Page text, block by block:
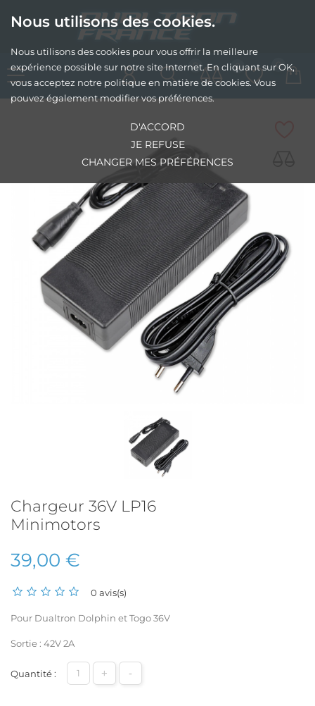
Nous utilisons des cookies.
Nous utilisons des cookies pour vous offrir la meilleure
expérience possible sur notre site Internet. En cliquant sur OK,
vous acceptez notre politique en matière de cookies. Vous
pouvez également modifier vos préférences.
D'ACCORD
JE REFUSE
CHANGER MES PRÉFÉRENCES
0 0 0
Chargeur 36V LP16
Minimotors
39,00 €
0 avis(s)
Pour Dualtron Dolphin et Togo 36V
Sortie : 42V 2A
Quantité : + -